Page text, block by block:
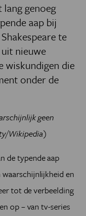
lang genoeg
aap bij
te
nieuwe
wiskundigen die
onder de
geen
Wikipedia)
de typende aap
en
tot de verbeelding
op – van tv-series